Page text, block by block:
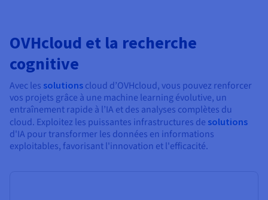
OVHcloud et la recherche
cognitive
Avec les solutions cloud d’OVHcloud, vous pouvez renforcer
vos projets grâce à une machine learning évolutive, un
entraînement rapide à l’IA et des analyses complètes du
cloud. Exploitez les puissantes infrastructures de solutions
d'IA pour transformer les données en informations
exploitables, favorisant l'innovation et l'efficacité.